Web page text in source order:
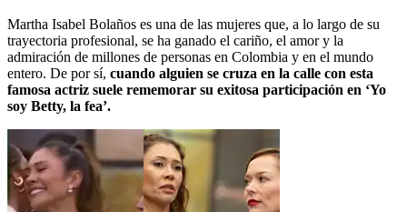
Martha Isabel Bolaños es una de las mujeres que, a lo largo de su
trayectoria profesional, se ha ganado el cariño, el amor y la
admiración de millones de personas en Colombia y en el mundo
entero. De por sí, cuando alguien se cruza en la calle con esta
famosa actriz suele rememorar su exitosa participación en ‘Yo
soy Betty, la fea’.